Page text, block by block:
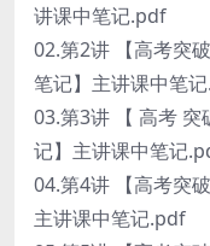
讲课中笔记.pdf
02.第2讲 【高考突
笔记】主讲课中笔
03.第3讲 【 高考
记】主讲课中笔记
04.第4讲 【高考突
主讲课中笔记.pdf